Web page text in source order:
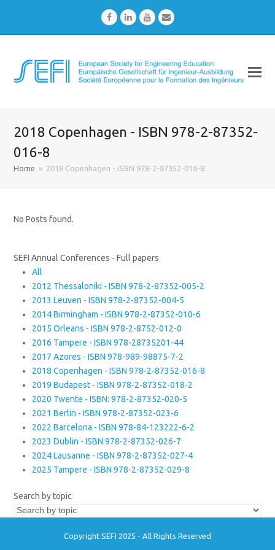
FacebookLinkedInYoutubeEmail
2018 Copenhagen - ISBN 978-2-87352-
016-8
Home » 2018 Copenhagen - ISBN 978-2-87352-016-8
No Posts found.
SEFI Annual Conferences - Full papers
All
2012 Thessaloniki - ISBN 978-2-87352-005-2
2013 Leuven - ISBN 978-2-87352-004-5
2014 Birmingham - ISBN 978-2-87352-010-6
2015 Orleans - ISBN 978-2-8752-012-0
2016 Tampere - ISBN 978-28735201-44
2017 Azores - ISBN 978-989-98875-7-2
2018 Copenhagen - ISBN 978-2-87352-016-8
2019 Budapest - ISBN 978-2-87352-018-2
2020 Twente - ISBN: 978-2-87352-020-5
2021 Berlin - ISBN 978-2-87352-023-6
2022 Barcelona - ISBN 978-84-123222-6-2
2023 Dublin - ISBN 978-2-87352-026-7
2024 Lausanne - ISBN 978-2-87352-027-4
2025 Tampere - ISBN 978-2-87352-029-8
Search by topic
Copyright SEFI 2025 - All Rights Reserved